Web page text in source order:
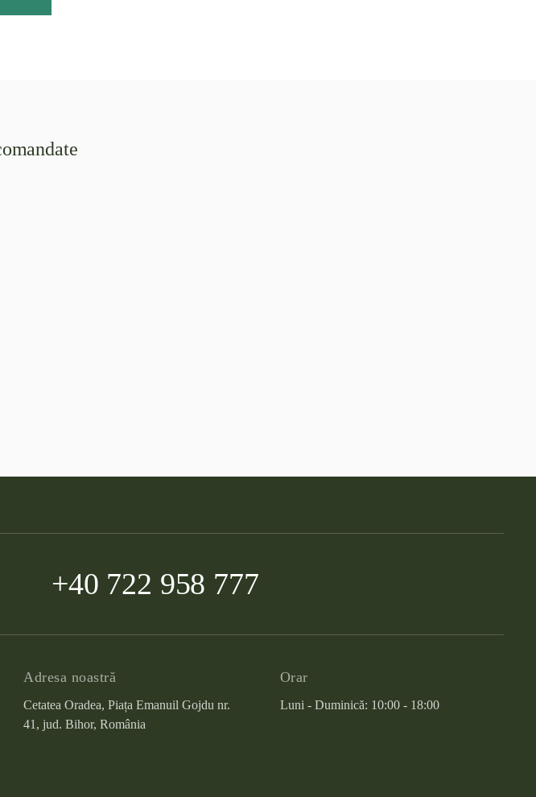
+40 722 958 777
Adresa noastră
Cetatea Oradea, Piața Emanuil Gojdu nr.
41, jud. Bihor, România
Orar
Luni - Duminică: 10:00 - 18:00